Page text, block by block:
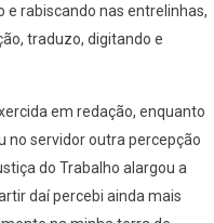
e rabiscando nas entrelinhas,
traduzo, digitando e
em redação, enquanto
no servidor outra percepção
do Trabalho alargou a
daí percebi ainda mais